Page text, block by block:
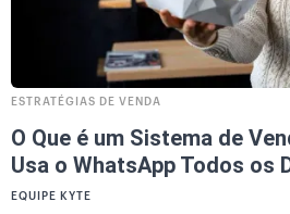
ESTRATÉGIAS DE VENDA
O Que é um Sistema de
Usa o WhatsApp Todos os
EQUIPE KYTE